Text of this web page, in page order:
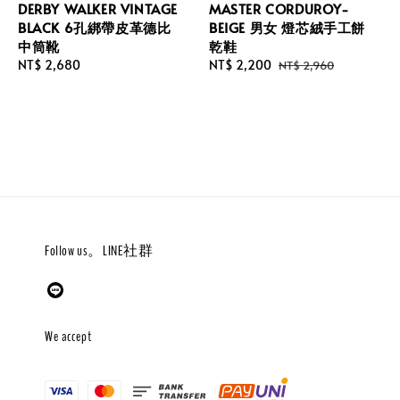
DERBY WALKER VINTAGE
BLACK 6孔綁帶皮革德比
中筒靴
Regular
NT$ 2,680
MASTER CORDUROY-
BEIGE 男女 燈芯絨手工餅
乾鞋
Sale
NT$ 2,200 Regular
NT$ 2,960
Follow us。LINE社群
We accept